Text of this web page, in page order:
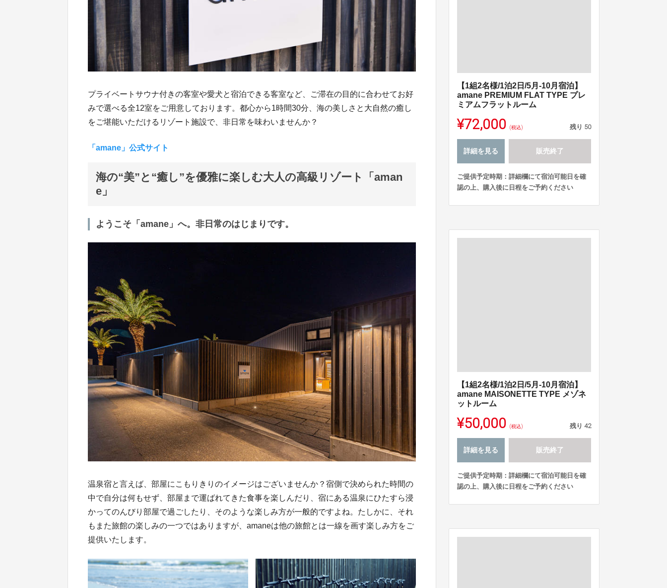
プライベートサウナ付きの客室や愛犬と宿泊できる客室など、ご滞在の目的に合わせてお好
みで選べる全12室をご用意しております。都心から1時間30分、海の美しさと大自然の癒し
をご堪能いただけるリゾート施設で、非日常を味わいませんか？
「amane」公式サイト
海の“美”と“癒し”を優雅に楽しむ大人の高級リゾート「aman
e」
ようこそ「amane」へ。非日常のはじまりです。
温泉宿と言えば、部屋にこもりきりのイメージはございませんか？宿側で決められた時間の
中で自分は何もせず、部屋まで運ばれてきた食事を楽しんだり、宿にある温泉にひたすら浸
かってのんびり部屋で過ごしたり、そのような楽しみ方が一般的ですよね。たしかに、それ
もまた旅館の楽しみの一つではありますが、amaneは他の旅館とは一線を画す楽しみ方をご
提供いたします。
【1組2名様/1泊2日/5月-10月宿泊】
amane PREMIUM FLAT TYPE プレ
ミアムフラットルーム
¥72,000 (税込) 残り 50
詳細を見る 販売終了
ご提供予定時期：詳細欄にて宿泊可能日を確
認の上、購入後に日程をご予約ください
【1組2名様/1泊2日/5月-10月宿泊】
amane MAISONETTE TYPE メゾネ
ットルーム
¥50,000 (税込) 残り 42
詳細を見る 販売終了
ご提供予定時期：詳細欄にて宿泊可能日を確
認の上、購入後に日程をご予約ください